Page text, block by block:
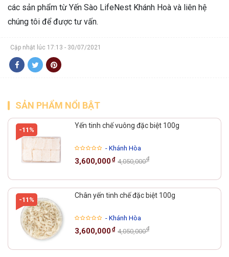
các sản phẩm từ Yến Sào LifeNest Khánh Hoà và liên hệ
chúng tôi để được tư vấn.
Cập nhật lúc 17:13 - 30/07/2021
SẢN PHẨM NỔI BẬT
-11%
Yến tinh chế vuông đặc biệt 100g
- Khánh Hòa
3,600,000₫ 4,050,000₫
-11%
Chân yến tinh chế đặc biệt 100g
- Khánh Hòa
3,600,000₫ 4,050,000₫